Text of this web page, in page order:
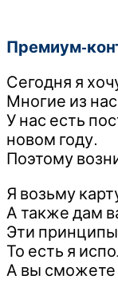
Премиум-
Сегодня я
Многие из
У нас есть
новом году.
Поэтому
Я возьму
А также дам
Эти
То есть я
А вы сможете